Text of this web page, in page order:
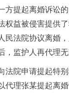
提起离婚诉讼的
权益被侵害提供
民法院协议离婚
，监护人再代理
法院申请提起特
理张某提起离